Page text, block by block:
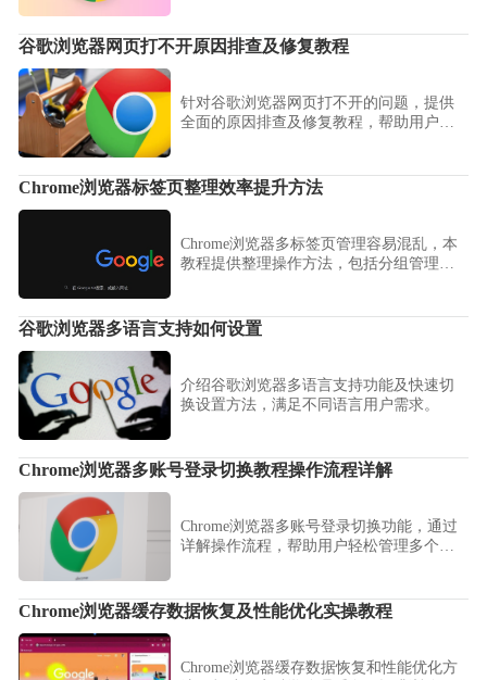
谷歌浏览器网页打不开原因排查及修复教程
针对谷歌浏览器网页打不开的问题，提供
全面的原因排查及修复教程，帮助用户快
Chrome浏览器标签页整理效率提升方法
Chrome浏览器多标签页管理容易混乱，本
教程提供整理操作方法，包括分组管理、
谷歌浏览器多语言支持如何设置
介绍谷歌浏览器多语言支持功能及快速切
换设置方法，满足不同语言用户需求。
Chrome浏览器多账号登录切换教程操作流程详解
Chrome浏览器多账号登录切换功能，通过
详解操作流程，帮助用户轻松管理多个账
Chrome浏览器缓存数据恢复及性能优化实操教程
Chrome浏览器缓存数据恢复和性能优化方